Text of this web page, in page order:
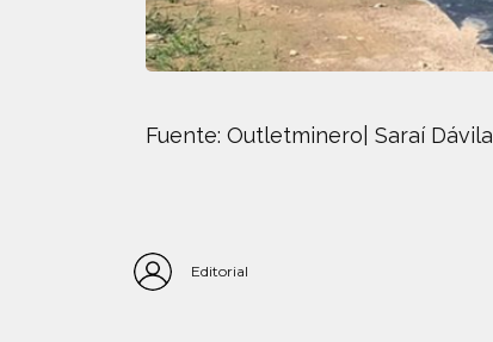
Fuente: Outletminero| Saraí Dávila
Editorial